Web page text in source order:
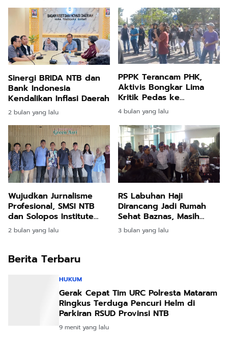
Sinergi BRIDA NTB dan
Bank Indonesia
Kendalikan Inflasi Daerah
2 bulan yang lalu
PPPK Terancam PHK,
Aktivis Bongkar Lima
Kritik Pedas ke
Pemerintah Kabupaten
Lombok Barat
4 bulan yang lalu
Wujudkan Jurnalisme
Profesional, SMSI NTB
dan Solopos Institute
Gelar UKW Juni
Mendatang
2 bulan yang lalu
RS Labuhan Haji
Dirancang Jadi Rumah
Sehat Baznas, Masih
Tunggu Keputusan Pusat
3 bulan yang lalu
Berita Terbaru
HUKUM
Gerak Cepat Tim URC Polresta Mataram
Ringkus Terduga Pencuri Helm di
Parkiran RSUD Provinsi NTB
9 menit yang lalu